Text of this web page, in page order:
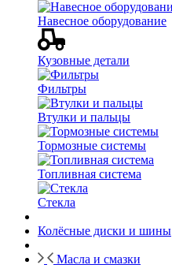
Навесное оборудование
Кузовные детали
Фильтры
Втулки и пальцы
Тормозные системы
Топливная система
Стекла
Колёсные диски и шины
Масла и смазки